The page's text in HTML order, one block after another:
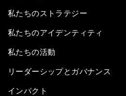
私たちのストラテジー
私たちのアイデンティティ
私たちの活動
リーダーシップとガバナンス
インパクト